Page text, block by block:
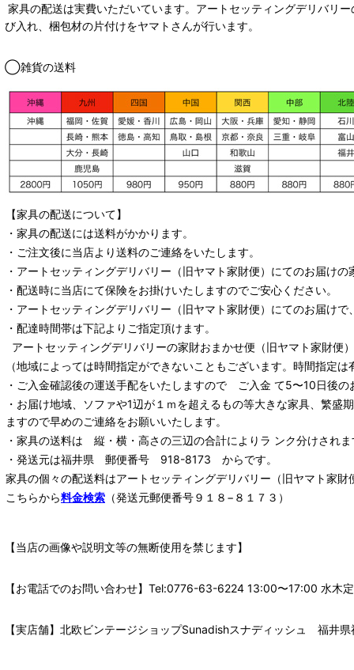
家具の配送は実費いただいています。アートセッティングデリバリ
び入れ、梱包材の片付けをヤマトさんが行います。
◯雑貨の送料
【家具の配送について】
・家具の配送には送料がかかります。
・ご注文後に当店より送料のご連絡をいたします。
・ アートセッティングデリバリー （旧ヤマト家財便） にてのお届けの
・配送時に当店にて保険をお掛けいたしますのでご安心ください。
・ アートセッティングデリバリー （旧ヤマト家財便） にてのお届けで
・配達時間帯は下記よりご指定頂けます。
アートセッティングデリバリーの家財おまかせ便 （旧ヤマト家財便
（地域によっては時間指定ができないこともございます。時間指定
・ご入金確認後の運送手配をいたしますので ご入金 て5〜10日後の
・お届け地域、ソファや1辺が１ｍを超えるもの等大きな家具、繁
ますので早めのご連絡をお願いいたします。
・家具の送料は 縦・横・高さの三辺の合計によりラ ンク分けされま
・発送元は福井県 郵便番号 918-8173 からです。
家具の個々の配送料はアートセッティングデリバリー （旧ヤマト家財
こちらから料金検索 （発送元郵便番号９１８−８１７３）
【当店の画像や説明文等の無断使用を禁じます】
【お電話でのお問い合わせ】Tel:0776-63-6224 13:00〜17:00 水木
【実店舗】北欧ビンテージショップSunadishスナディッシュ 福井